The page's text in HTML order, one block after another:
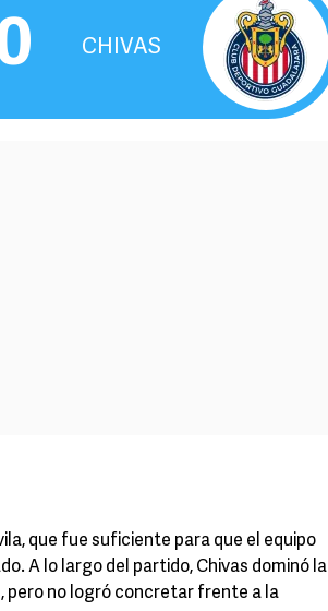
CHIVAS
que fue suficiente para que el equipo
A lo largo del partido, Chivas dominó la
pero no logró concretar frente a la